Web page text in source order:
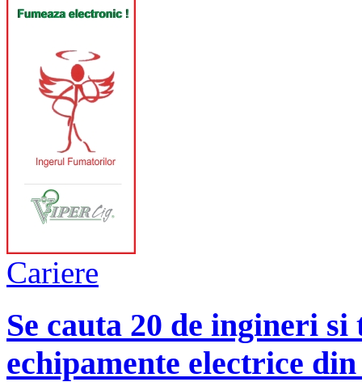
Cariere
Se cauta 20 de ingineri
echipamente electrice